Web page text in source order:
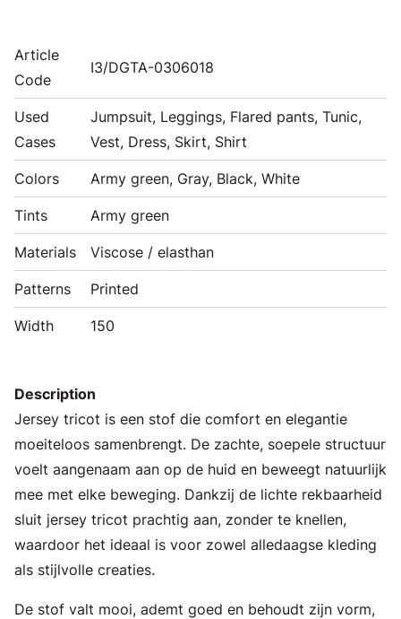
Article
Code
I3/DGTA-0306018
Used
Cases
Jumpsuit, Leggings, Flared pants, Tunic,
Vest, Dress, Skirt, Shirt
Colors Army green, Gray, Black, White
Tints Army green
Materials Viscose / elasthan
Patterns Printed
Width 150
Description
Jersey tricot is een stof die comfort en elegantie
moeiteloos samenbrengt. De zachte, soepele structuur
voelt aangenaam aan op de huid en beweegt natuurlijk
mee met elke beweging. Dankzij de lichte rekbaarheid
sluit jersey tricot prachtig aan, zonder te knellen,
waardoor het ideaal is voor zowel alledaagse kleding
als stijlvolle creaties.
De stof valt mooi, ademt goed en behoudt zijn vorm,